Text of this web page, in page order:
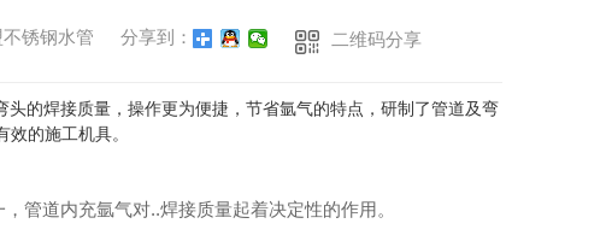
锈钢水管 分享到： 二维码分享
的焊接质量，操作更为便捷，节省氩气的特点，研制了管道及弯
的施工机具。
管道内充氩气对..焊接质量起着决定性的作用。